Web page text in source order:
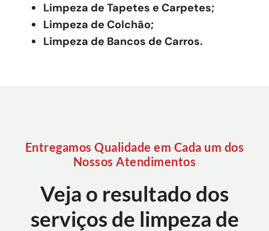
Limpeza de Tapetes e Carpetes;
Limpeza de Colchão;
Limpeza de Bancos de Carros.
Entregamos Qualidade em Cada um dos
Nossos Atendimentos
Veja o resultado dos
serviços de limpeza de